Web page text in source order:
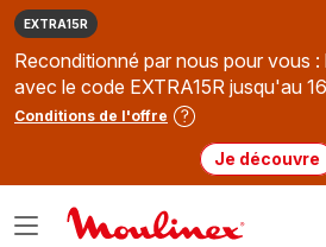
EXTRA15R
Reconditionné par nous pour vous
avec le code EXTRA15R jusqu'au
Conditions de l'offre
Je découvre
Ouvrir